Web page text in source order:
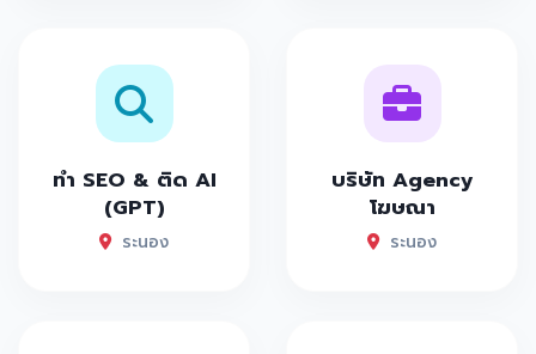
ทำ SEO & ติด AI
(GPT)
ระนอง
บริษัท Agency
โฆษณา
ระนอง